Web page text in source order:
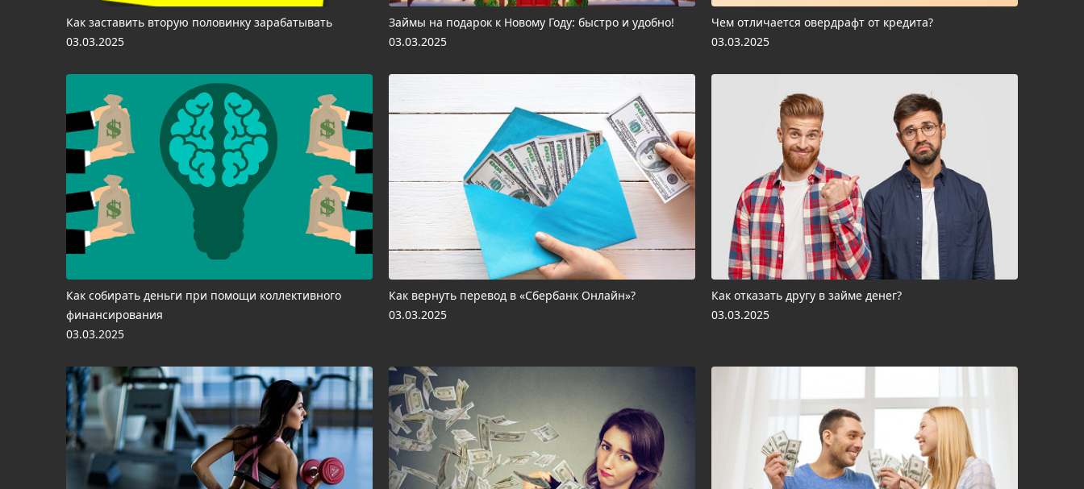
Как заставить вторую половинку зарабатывать
03.03.2025
Займы на подарок к Новому Году: быстро и удобно!
03.03.2025
Чем отличается овердрафт от кредита?
03.03.2025
Как собирать деньги при помощи коллективного
финансирования
03.03.2025
Как вернуть перевод в «Сбербанк Онлайн»?
03.03.2025
Как отказать другу в займе денег?
03.03.2025